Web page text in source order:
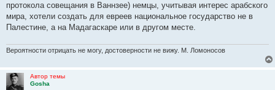
протокола совещания в Ваннзее) немцы, учитывая интерес арабского
мира, хотели создать для евреев национальное государство не в
Палестине, а на Мадагаскаре или в другом месте.
Вероятности отрицать не могу, достоверности не вижу. М. Ломоносов
Автор темы
Gosha